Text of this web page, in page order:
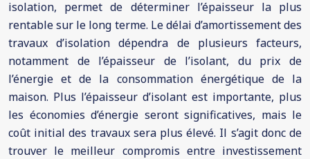
isolation, permet de déterminer l’épaisseur la plus
rentable sur le long terme. Le délai d’amortissement des
travaux d’isolation dépendra de plusieurs facteurs,
notamment de l’épaisseur de l’isolant, du prix de
l’énergie et de la consommation énergétique de la
maison. Plus l’épaisseur d’isolant est importante, plus
les économies d’énergie seront significatives, mais le
coût initial des travaux sera plus élevé. Il s’agit donc de
trouver le meilleur compromis entre investissement